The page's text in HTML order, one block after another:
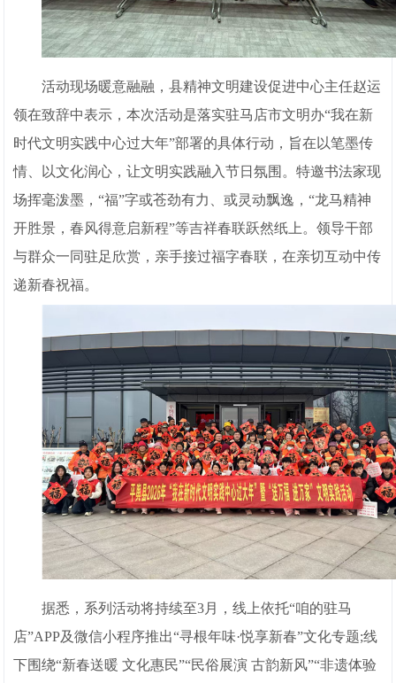
活动现场暖意融融，县精神文明建设促进中心主任赵运
领在致辞中表示，本次活动是落实驻马店市文明办“我在新
时代文明实践中心过大年”部署的具体行动，旨在以笔墨传
情、以文化润心，让文明实践融入节日氛围。特邀书法家现
场挥毫泼墨，“福”字或苍劲有力、或灵动飘逸，“龙马精神
开胜景，春风得意启新程”等吉祥春联跃然纸上。领导干部
与群众一同驻足欣赏，亲手接过福字春联，在亲切互动中传
递新春祝福。
据悉，系列活动将持续至3月，线上依托“咱的驻马
店”APP及微信小程序推出“寻根年味·悦享新春”文化专题;线
下围绕“新春送暖 文化惠民”“民俗展演 古韵新风”“非遗体验